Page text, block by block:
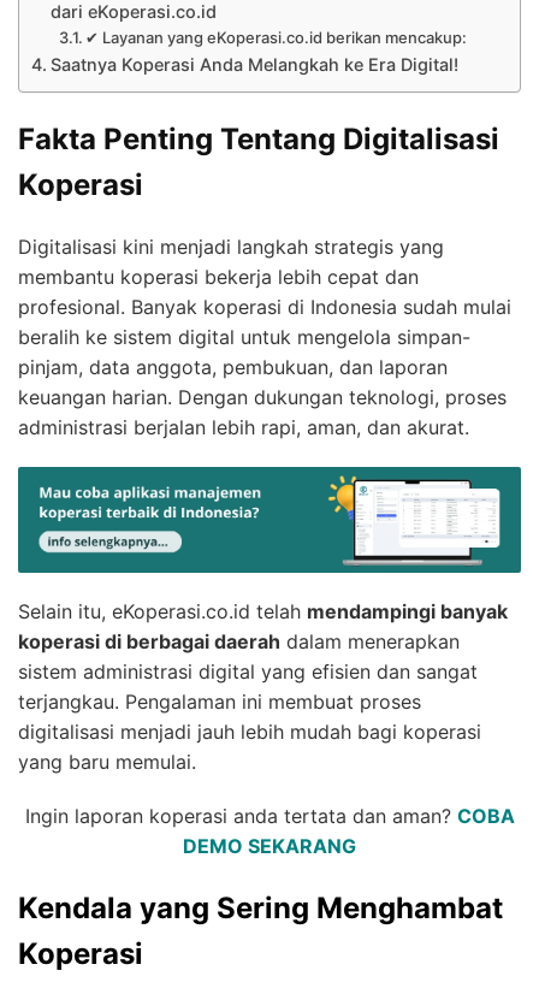
dari eKoperasi.co.id
✔ Layanan yang eKoperasi.co.id berikan mencakup:
Saatnya Koperasi Anda Melangkah ke Era Digital!
Fakta Penting Tentang Digitalisasi
Koperasi
Digitalisasi kini menjadi langkah strategis yang
membantu koperasi bekerja lebih cepat dan
profesional. Banyak koperasi di Indonesia sudah mulai
beralih ke sistem digital untuk mengelola simpan-
pinjam, data anggota, pembukuan, dan laporan
keuangan harian. Dengan dukungan teknologi, proses
administrasi berjalan lebih rapi, aman, dan akurat.
Selain itu, eKoperasi.co.id telah mendampingi banyak
koperasi di berbagai daerah dalam menerapkan
sistem administrasi digital yang efisien dan sangat
terjangkau. Pengalaman ini membuat proses
digitalisasi menjadi jauh lebih mudah bagi koperasi
yang baru memulai.
Ingin laporan koperasi anda tertata dan aman? COBA
DEMO SEKARANG
Kendala yang Sering Menghambat
Koperasi